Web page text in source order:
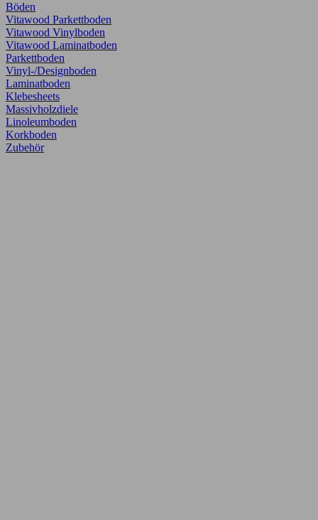
Böden
Vitawood Parkettboden
Vitawood Vinylboden
Vitawood Laminatboden
Parkettboden
Vinyl-/Designboden
Laminatboden
Klebesheets
Massivholzdiele
Linoleumboden
Korkboden
Zubehör